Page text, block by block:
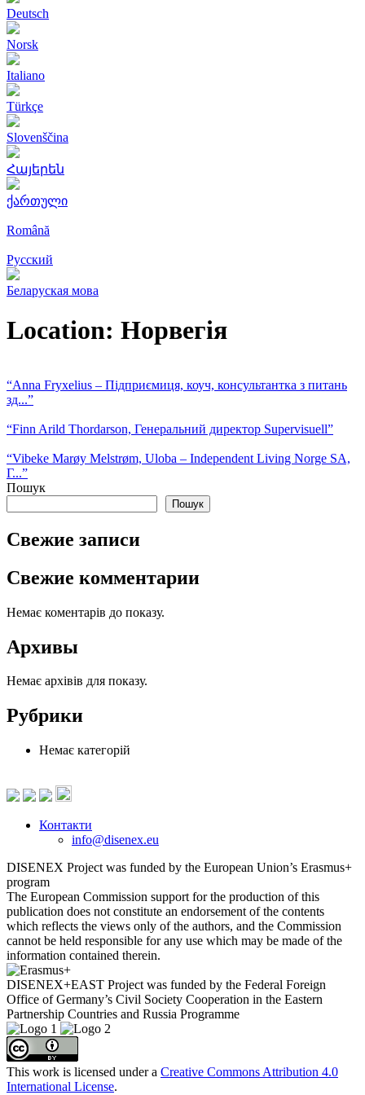
Deutsch
Norsk
Italiano
Türkçe
Slovenščina
Հայերեն
ქართული
Română
Русский
Беларуская мова
Location: Норвегія
“Anna Fryxelius – Підприємиця, коуч, консультантка з питань
зд...”
“Finn Arild Thordarson, Генеральний директор Supervisuell”
“Vibeke Marøy Melstrøm, Uloba – Independent Living Norge SA,
Г...”
Пошук
Пошук
Свежие записи
Свежие комментарии
Немає коментарів до показу.
Архивы
Немає архівів для показу.
Рубрики
Немає категорій
Контакти
info@disenex.eu
DISENEX Project was funded by the European Union’s Erasmus+
program
The European Commission support for the production of this
publication does not constitute an endorsement of the contents
which reflects the views only of the authors, and the Commission
cannot be held responsible for any use which may be made of the
information contained therein.
DISENEX+EAST Project was funded by the Federal Foreign
Office of Germany’s Civil Society Cooperation in the Eastern
Partnership Countries and Russia Programme
This work is licensed under a Creative Commons Attribution 4.0
International License.